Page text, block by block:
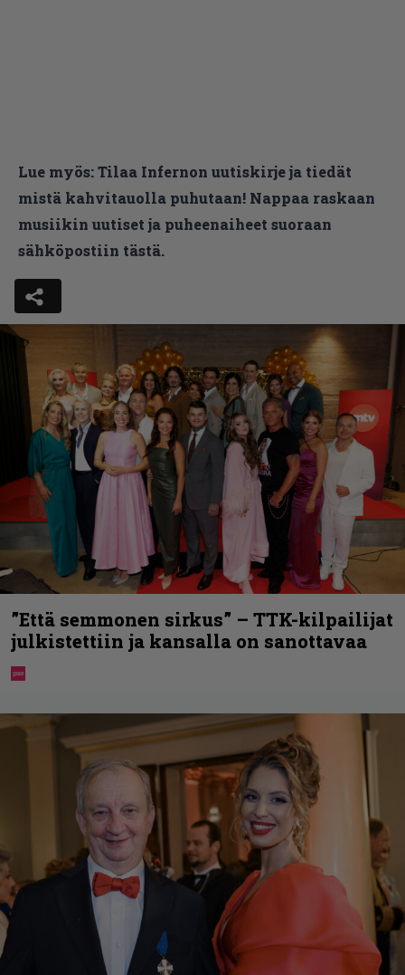
Lue myös:Tilaa Infernon uutiskirje ja tiedät
mistä kahvitauolla puhutaan! Nappaa raskaan
musiikin uutiset ja puheenaiheet suoraan
sähköpostiin tästä.
”Että semmonen sirkus” – TTK-kilpailijat
julkistettiin ja kansalla on sanottavaa